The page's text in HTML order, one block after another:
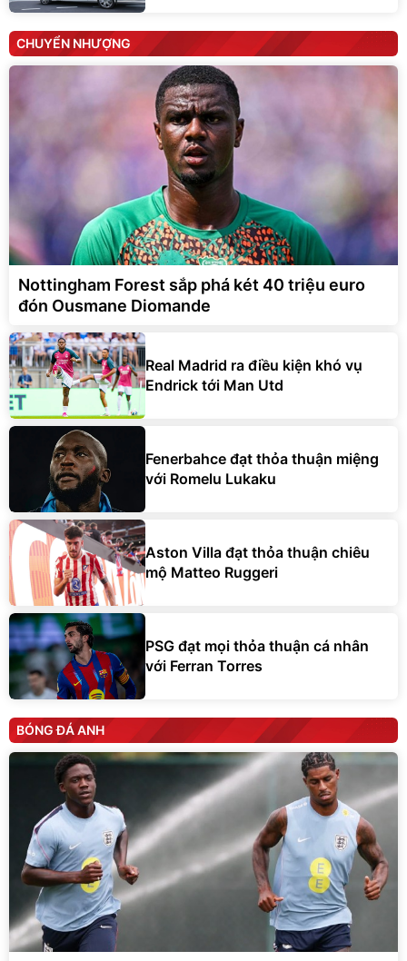
CHUYỂN NHƯỢNG
Nottingham Forest sắp phá két 40 triệu euro
đón Ousmane Diomande
Real Madrid ra điều kiện khó vụ
Endrick tới Man Utd
Fenerbahce đạt thỏa thuận miệng
với Romelu Lukaku
Aston Villa đạt thỏa thuận chiêu
mộ Matteo Ruggeri
PSG đạt mọi thỏa thuận cá nhân
với Ferran Torres
BÓNG ĐÁ ANH